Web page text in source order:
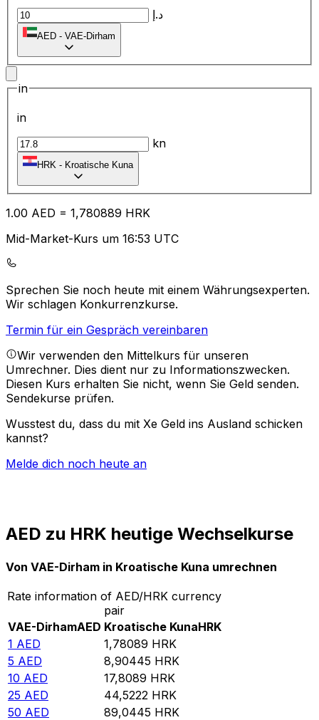
د.إ
AED - VAE-Dirham
in
in
kn
HRK - Kroatische Kuna
1.00 AED = 1,780889 HRK
Mid-Market-Kurs um 16:53 UTC
Sprechen Sie noch heute mit einem Währungsexperten.
Wir schlagen Konkurrenzkurse.
Termin für ein Gespräch vereinbaren
Wir verwenden den Mittelkurs für unseren
Umrechner. Dies dient nur zu Informationszwecken.
Diesen Kurs erhalten Sie nicht, wenn Sie Geld senden.
Sendekurse prüfen.
Wusstest du, dass du mit Xe Geld ins Ausland schicken
kannst?
Melde dich noch heute an
AED zu HRK heutige Wechselkurse
Von VAE-Dirham in Kroatische Kuna umrechnen
Rate information of AED/HRK currency
pair
VAE-DirhamAED Kroatische KunaHRK
1 AED 1,78089 HRK
5 AED 8,90445 HRK
10 AED 17,8089 HRK
25 AED 44,5222 HRK
50 AED 89,0445 HRK